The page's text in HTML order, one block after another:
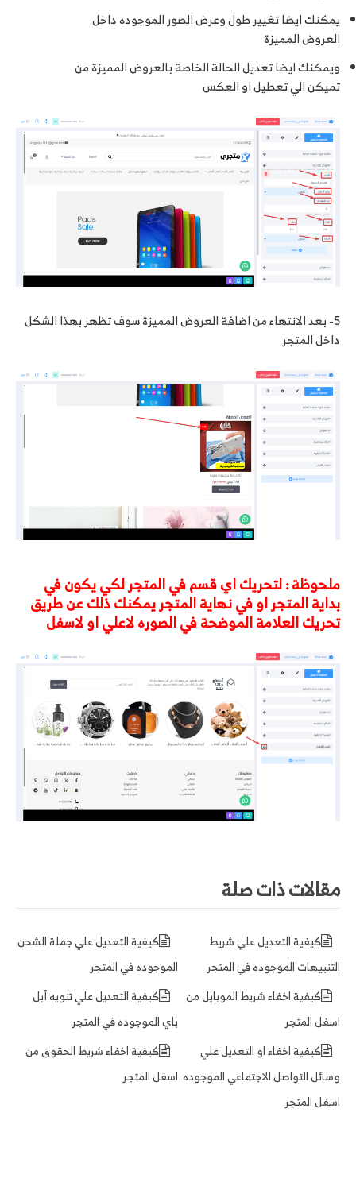
يمكنك ايضا تغيير طول وعرض الصور الموجوده داخل
العروض المميزة
ويمكنك ايضا تعديل الحالة الخاصة بالعروض المميزة من
تميكن الي تعطيل او العكس
5- بعد الانتهاء من اضافة العروض المميزة سوف تظهر بهذا الشكل
داخل المتجر
ملحوظة : لتحريك اي قسم في المتجر لكي يكون في
بداية المتجر او في نهاية المتجر يمكنك ذلك عن طريق
تحريك العلامة الموضحة في الصوره لاعلي او لاسفل
مقالات ذات صلة
كيفية التعديل علي جملة الشحن
الموجوده في المتجر
كيفية التعديل علي شريط
التنبيهات الموجوده في المتجر
كيفية التعديل علي تنويه أبل
باي الموجوده في المتجر
كيفية اخفاء شريط الموبايل من
اسفل المتجر
كيفية اخفاء شريط الحقوق من
اسفل المتجر
كيفية اخفاء او التعديل علي
وسائل التواصل الاجتماعي الموجوده
اسفل المتجر